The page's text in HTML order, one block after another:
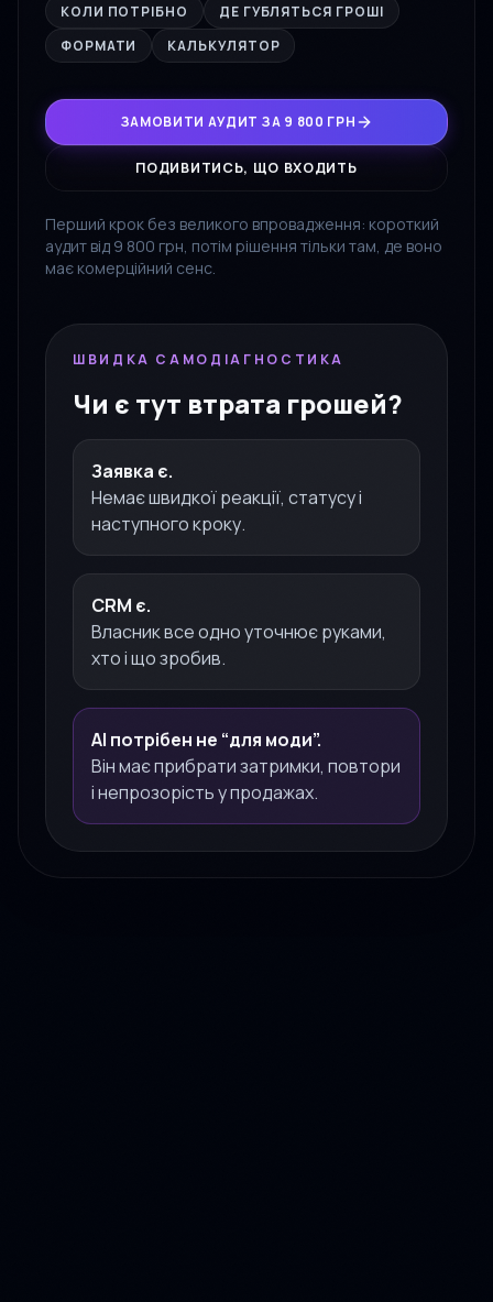
ПОДИВИТИСЬ, ЩО ВХОДИТЬ
Перший крок без великого впровадження: короткий
аудит від 9 800 грн, потім рішення тільки там, де воно
має комерційний сенс.
Чи є тут втрата грошей?
Заявка є.
Немає швидкої реакції, статусу і
наступного кроку.
CRM є.
Власник все одно уточнює руками,
хто і що зробив.
AI потрібен не “для моди”.
Він має прибрати затримки, повтори
і непрозорість у продажах.